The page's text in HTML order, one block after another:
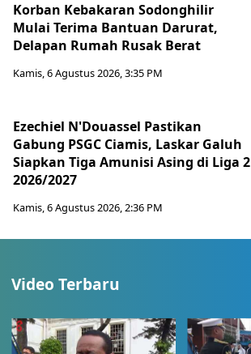
Korban Kebakaran Sodonghilir
Mulai Terima Bantuan Darurat,
Delapan Rumah Rusak Berat
Kamis, 6 Agustus 2026, 3:35 PM
Ezechiel N'Douassel Pastikan
Gabung PSGC Ciamis, Laskar Galuh
Siapkan Tiga Amunisi Asing di Liga 2
2026/2027
Kamis, 6 Agustus 2026, 2:36 PM
Video Terbaru